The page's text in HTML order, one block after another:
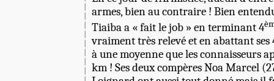
armes, bien au contraire ! Bien
Tiaiba a « fait le job » en terminant 4
vraiment très relevé et en abattant
à une moyenne que les connaisseurs
km ! Ses deux compères Noa Marcel